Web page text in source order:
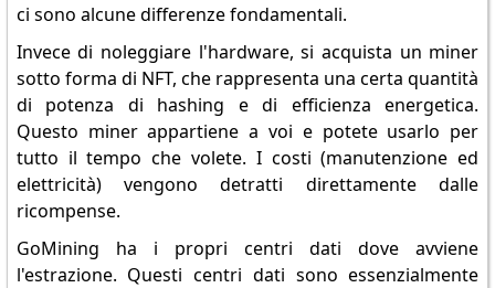
ci sono alcune differenze fondamentali.
Invece di noleggiare l'hardware, si acquista un miner
sotto forma di NFT, che rappresenta una certa quantità
di potenza di hashing e di efficienza energetica.
Questo miner appartiene a voi e potete usarlo per
tutto il tempo che volete. I costi (manutenzione ed
elettricità) vengono detratti direttamente dalle
ricompense.
GoMining ha i propri centri dati dove avviene
l'estrazione. Questi centri dati sono essenzialmente